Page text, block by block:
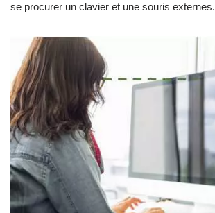
se procurer un clavier et une souris externes.